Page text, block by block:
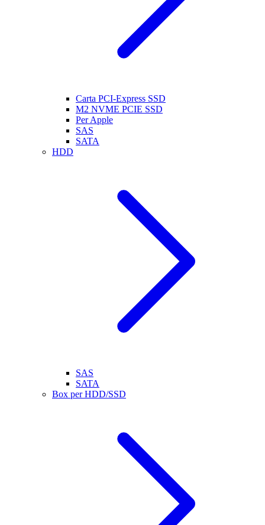
Carta PCI-Express SSD
M2 NVME PCIE SSD
Per Apple
SAS
SATA
HDD
SAS
SATA
Box per HDD/SSD